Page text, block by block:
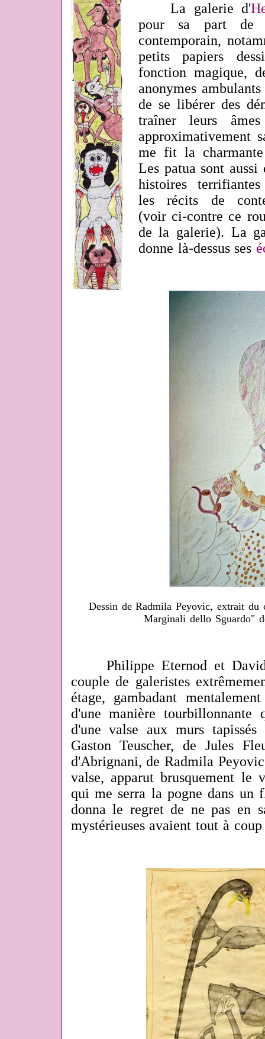
La galerie d'
pour sa part de
contemporain,
petits papiers
fonction magique,
anonymes
de se libérer des
traîner leurs
approximativement
me fit la
Les patua sont aussi
histoires
les récits de
(voir ci-contre ce
de la galerie). La
donne là-dessus ses
Dessin de Radmila Peyovic, extrait
Marginali dello Sguardo"
Philippe Eternod et David
couple de galeristes
étage, gambadant
d'une manière tourbillonnante
d'une valse aux murs
Gaston Teuscher, de Jules
d'Abrignani, de Radmila
valse, apparut brusquement le
qui me serra la pogne dans
donna le regret de ne pas en
mystérieuses avaient tout à